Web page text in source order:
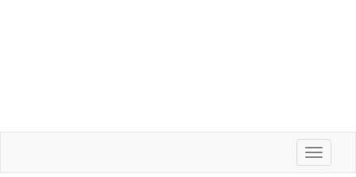
Toggle